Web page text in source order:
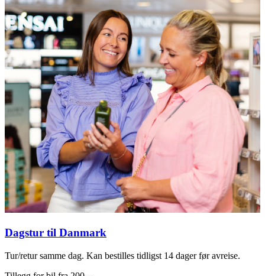
Dagstur til Danmark
Tur/retur samme dag. Kan bestilles tidligst 14 dager før avreise.